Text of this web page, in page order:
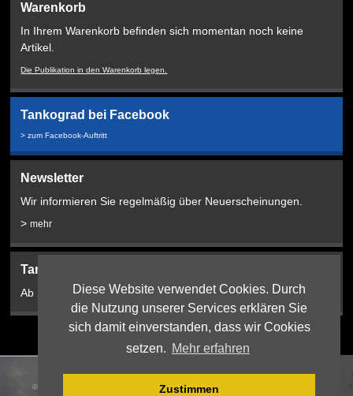
Diese Website verwendet Cookies. Durch
die Nutzung unserer Services erklären Sie
sich damit einverstanden, dass wir Cookies
setzen. Mehr erfahren
Zustimmen
Warenkorb
In Ihrem Warenkorb befinden sich momentan noch keine
Artikel.
Die Publikation in den Warenkorb legen.
Tankograd bei Facebook
> zum Facebook-Auftritt
Newsletter
Wir informieren Sie regelmäßig über Neuerscheinungen.
>mehr
Tankograd Bookshop:
Ab 2024 hier!
© 2026 Tankograd Publishing Jochen Vollert |Webdesign